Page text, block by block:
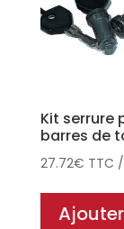
Kit serrure
barres de
27.72€ TTC /